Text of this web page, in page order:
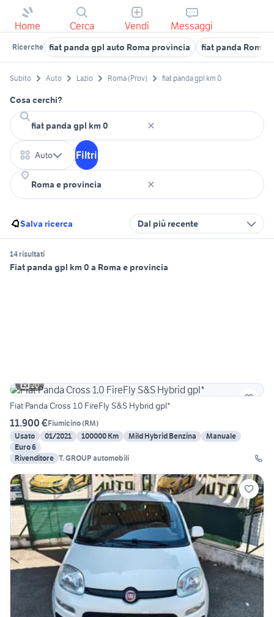
Home Cerca Vendi Messaggi
Ricerche fiat panda gpl auto Roma provincia fiat panda Roma
Subito Auto Lazio Roma (Prov) fiat panda gpl km 0
Cosa cerchi?
Auto Filtri
Salva ricerca Dal più recente
14 risultati
Fiat panda gpl km 0 a Roma e provincia
20
Fiat Panda Cross 1.0 FireFly S&S Hybrid gpl*
11.900 €Fiumicino(RM)
Usato
01/2021 100000 Km Mild Hybrid Benzina
Manuale
Euro 6
Rivenditore T. GROUP automobili